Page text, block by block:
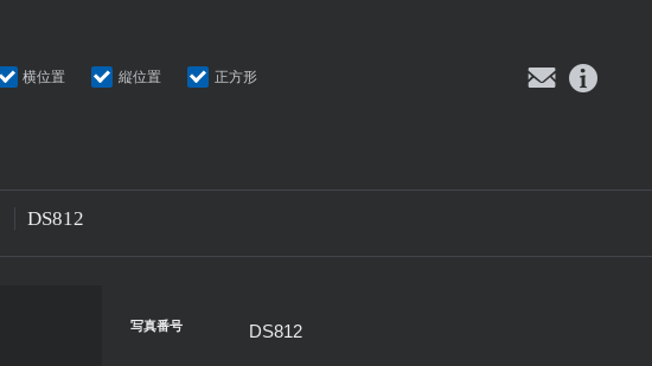
横位置 縦位置 正方形
DS812
写真番号 DS812